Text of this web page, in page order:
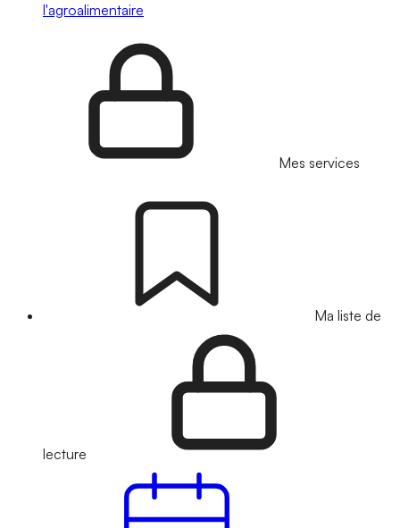
l'agroalimentaire
Mes services
Ma liste de
lecture